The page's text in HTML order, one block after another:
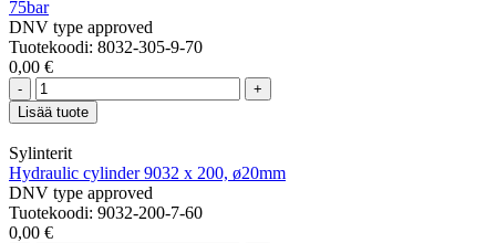
75bar
DNV type approved
Tuotekoodi: 8032-305-9-70
0,00 €
-
+
Lisää tuote
Sylinterit
Hydraulic cylinder 9032 x 200, ø20mm
DNV type approved
Tuotekoodi: 9032-200-7-60
0,00 €